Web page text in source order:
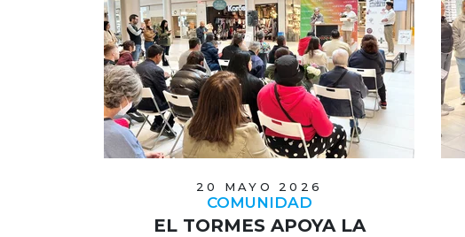
20 MAYO 2026
COMUNIDAD
EL TORMES APOYA LA